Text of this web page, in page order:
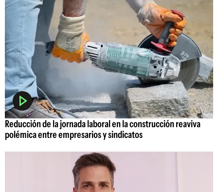
Reducción de la jornada laboral en la construcción reaviva
polémica entre empresarios y sindicatos